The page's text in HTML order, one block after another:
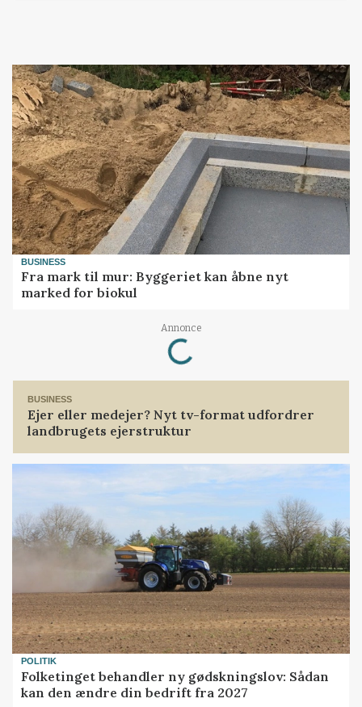
BUSINESS
Fra mark til mur: Byggeriet kan åbne nyt
marked for biokul
Annonce
Loading...
BUSINESS
Ejer eller medejer? Nyt tv-format udfordrer
landbrugets ejerstruktur
POLITIK
Folketinget behandler ny gødskningslov: Sådan
kan den ændre din bedrift fra 2027